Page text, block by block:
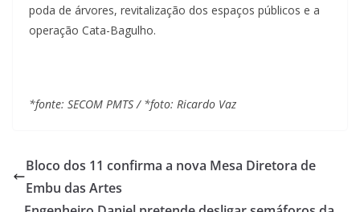
poda de árvores, revitalização dos espaços públicos e a
operação Cata-Bagulho.
*fonte: SECOM PMTS / *foto: Ricardo Vaz
Bloco dos 11 confirma a nova Mesa Diretora de
Embu das Artes